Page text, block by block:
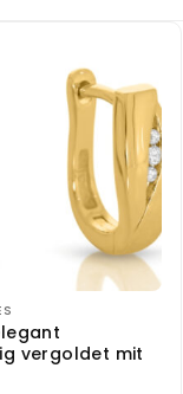
vergoldet mit